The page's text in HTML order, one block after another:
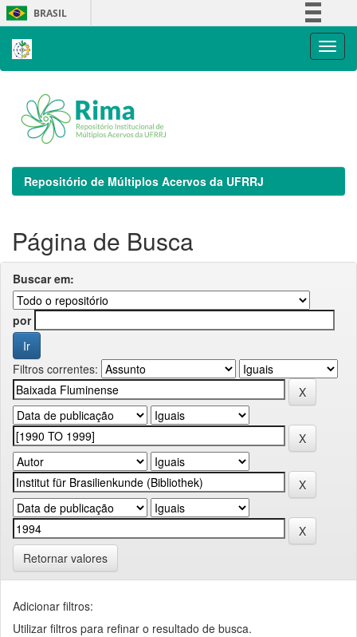
Skip
navigation
BRASIL
Repositório de Múltiplos Acervos da UFRRJ
Página de Busca
Buscar em:
por
Filtros correntes:
Retornar valores
Adicionar filtros:
Utilizar filtros para refinar o resultado de busca.